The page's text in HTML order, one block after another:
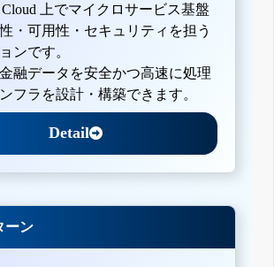
Cloud 上でマイクロサービス基盤
・可用性・セキュリティを担う
ンです。
融データを安全かつ高速に処理
フラを設計・構築できます。
Detail
ーン